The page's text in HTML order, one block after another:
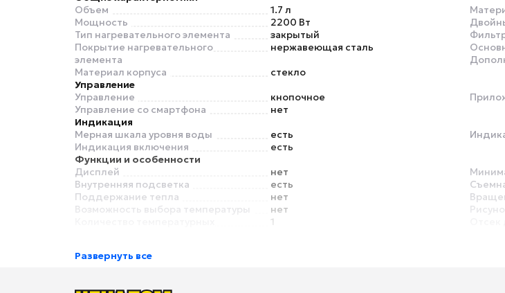
Объем
1.7 л
Мощность
2200 Вт
Тип нагревательного элемента
закрытый
Покрытие нагревательного
элемента
нержавеющая сталь
Материал корпуса
стекло
Управление
Управление
кнопочное
Управление со смартфона
нет
Индикация
Мерная шкала уровня воды
есть
Индикация включения
есть
Функции и особенности
Дисплей
нет
Внутренняя подсветка
есть
Поддержание тепла
нет
Возможность выбора температуры
нет
1
Экосистема Умного дома
Развернуть все